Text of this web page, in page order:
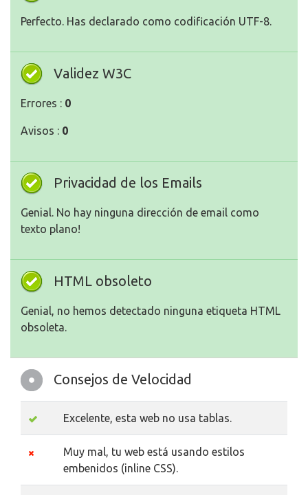
Perfecto. Has declarado como codificación UTF-8.
Validez W3C
Errores : 0
Avisos : 0
Privacidad de los Emails
Genial. No hay ninguna dirección de email como
texto plano!
HTML obsoleto
Genial, no hemos detectado ninguna etiqueta HTML
obsoleta.
Consejos de Velocidad
Excelente, esta web no usa tablas.
Muy mal, tu web está usando estilos
embenidos (inline CSS).